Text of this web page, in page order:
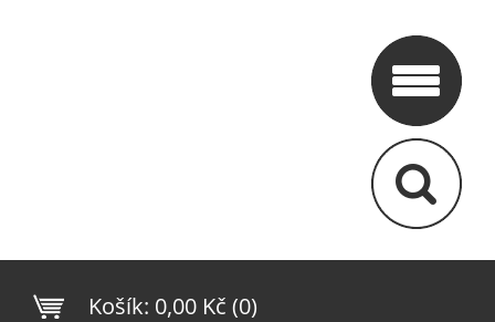
Košík: 0,00 Kč (0)